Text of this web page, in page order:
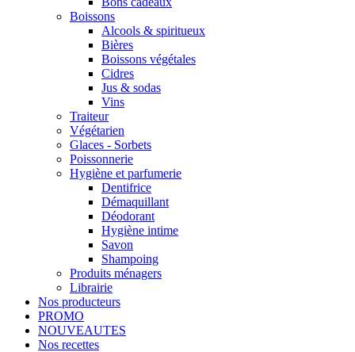
Boissons
Alcools & spiritueux
Bières
Boissons végétales
Cidres
Jus & sodas
Vins
Traiteur
Végétarien
Glaces - Sorbets
Poissonnerie
Hygiène et parfumerie
Dentifrice
Démaquillant
Déodorant
Hygiène intime
Savon
Shampoing
Produits ménagers
Librairie
Nos producteurs
PROMO
NOUVEAUTES
Nos recettes